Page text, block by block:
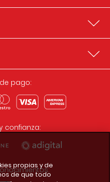
pago:
confianza:
propias y de
de que todo